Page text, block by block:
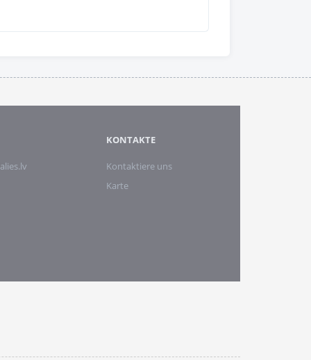
KONTAKTE
Kontaktiere uns
Karte